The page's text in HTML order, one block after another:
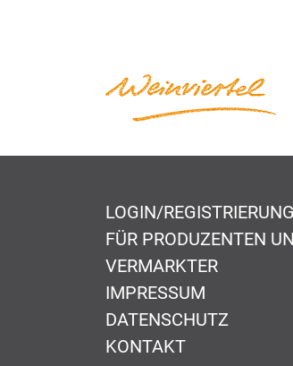
LOGIN/REGISTRIERUNG
FÜR PRODUZENTEN
VERMARKTER
IMPRESSUM
DATENSCHUTZ
KONTAKT